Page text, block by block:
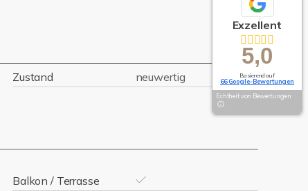
Zustand
neuwertig
Balkon / Terrasse
Exzellent
5,0
Basierend auf
66 Google-Bewertungen
Echtheit von Bewertungen